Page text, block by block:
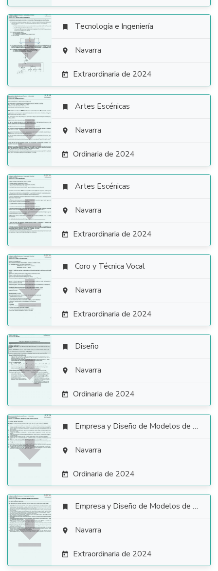

 Tecnología e Ingeniería
 Navarra
 Extraordinaria de 2024

 Artes Escénicas
 Navarra
 Ordinaria de 2024

 Artes Escénicas
 Navarra
 Extraordinaria de 2024

 Coro y Técnica Vocal
 Navarra
 Extraordinaria de 2024

 Diseño
 Navarra
 Ordinaria de 2024

 Empresa y Diseño de Modelos de Negocio
 Navarra
 Ordinaria de 2024

 Empresa y Diseño de Modelos de Negocio
 Navarra
 Extraordinaria de 2024